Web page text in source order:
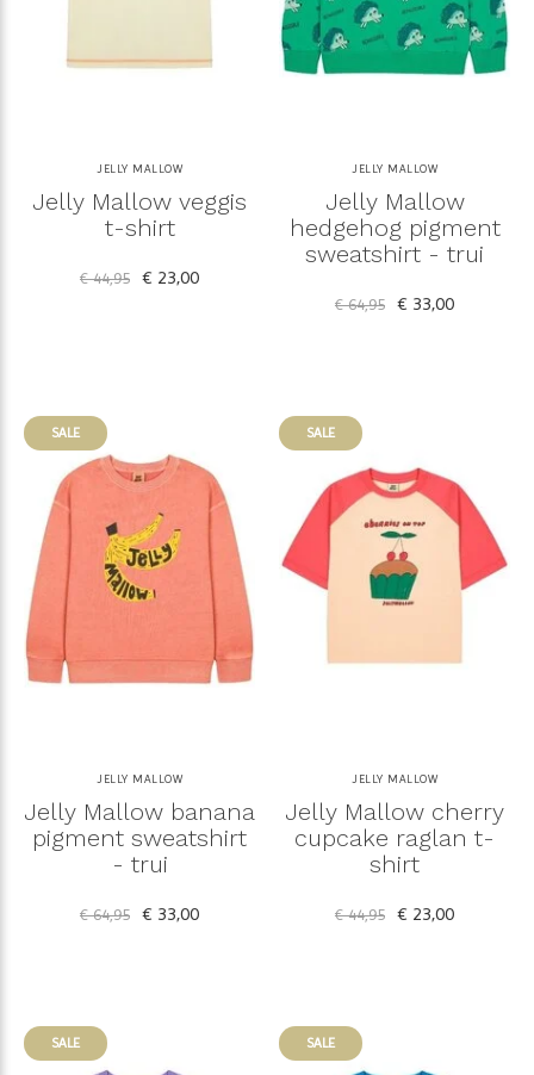
JELLY MALLOW
Jelly Mallow veggis
t-shirt
€ 44,95 € 23,00
JELLY MALLOW
Jelly Mallow
hedgehog pigment
sweatshirt - trui
€ 64,95 € 33,00
SALE
JELLY MALLOW
Jelly Mallow banana
pigment sweatshirt
- trui
€ 64,95 € 33,00
SALE
JELLY MALLOW
Jelly Mallow cherry
cupcake raglan t-
shirt
€ 44,95 € 23,00
SALE SALE